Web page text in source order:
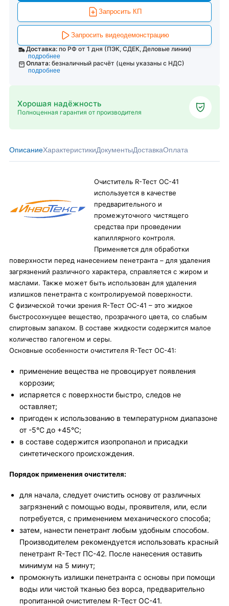
Запросить КП
Запросить видеодемонстрацию
Доставка: по РФ от 1 дня (ПЭК, СДЕК, Деловые линии)
подробнее
Оплата: безналичный расчёт (цены указаны с НДС)
подробнее
Хорошая надёжность
Полноценная гарантия от производителя
ОписаниеХарактеристикиДокументыДоставкаОплата
Очиститель R-Тест ОС-41
используется в качестве
предварительного и
промежуточного чистящего
средства при проведении
капиллярного контроля.
Применяется для обработки
поверхности перед нанесением пенетранта – для удаления
загрязнений различного характера, справляется с жиром и
маслами. Также может быть использован для удаления
излишков пенетранта с контролируемой поверхности.
С физической точки зрения R-Тест ОС-41 – это жидкое
быстросохнущее вещество, прозрачного цвета, со слабым
спиртовым запахом. В составе жидкости содержится малое
количество галогеном и серы.
Основные особенности очистителя R-Тест ОС-41:
применение вещества не провоцирует появления
коррозии;
испаряется с поверхности быстро, следов не
оставляет;
пригоден к использованию в температурном диапазоне
от -5°С до +45°С;
в составе содержится изопропанол и присадки
синтетического происхождения.
Порядок применения очистителя:
для начала, следует очистить основу от различных
загрязнений с помощью воды, проявителя, или, если
потребуется, с применением механического способа;
затем, нанести пенетрант любым удобным способом.
Производителем рекомендуется использовать красный
пенетрант R-Тест ПС-42. После нанесения оставить
минимум на 5 минут;
промокнуть излишки пенетранта с основы при помощи
воды или чистой тканью без ворса, предварительно
пропитанной очистителем R-Тест ОС-41.